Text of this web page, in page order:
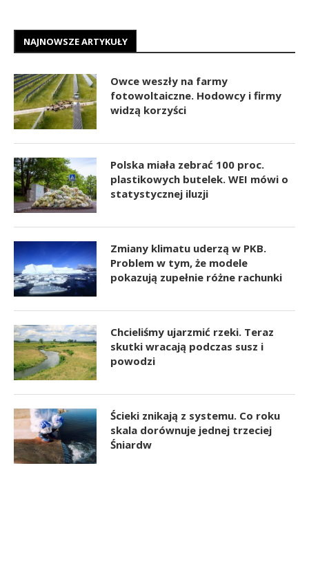
NAJNOWSZE ARTYKUŁY
Owce weszły na farmy
fotowoltaiczne. Hodowcy i firmy
widzą korzyści
Polska miała zebrać 100 proc.
plastikowych butelek. WEI mówi o
statystycznej iluzji
Zmiany klimatu uderzą w PKB.
Problem w tym, że modele
pokazują zupełnie różne rachunki
Chcieliśmy ujarzmić rzeki. Teraz
skutki wracają podczas susz i
powodzi
Ścieki znikają z systemu. Co roku
skala dorównuje jednej trzeciej
Śniardw